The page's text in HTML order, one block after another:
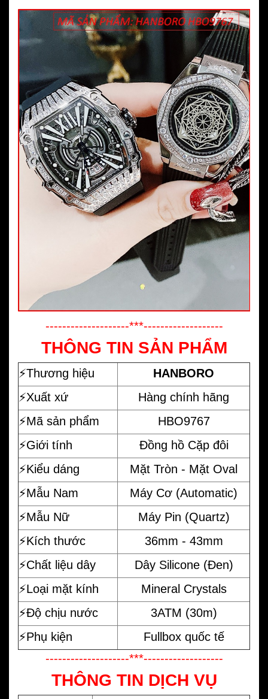
--------------------***-------------------
THÔNG TIN SẢN PHẨM
⚡️Thương hiệu
HANBORO
⚡️Xuất xứ
Hàng chính hãng
⚡️Mã sản phẩm
HBO9767
⚡️Giới tính
Đồng hồ Cặp đôi
⚡️Kiểu dáng
Mặt Tròn - Mặt Oval
⚡️Mẫu Nam
Máy Cơ (Automatic)
⚡️Mẫu Nữ
Máy Pin (Quartz)
⚡️Kích thước
36mm - 43mm
⚡️Chất liệu dây
Dây Silicone (Đen)
⚡️Loại mặt kính
Mineral Crystals
⚡️Độ chịu nước
3ATM (30m)
⚡️Phụ kiện
Fullbox quốc tế
--------------------***-------------------
THÔNG TIN DỊCH VỤ